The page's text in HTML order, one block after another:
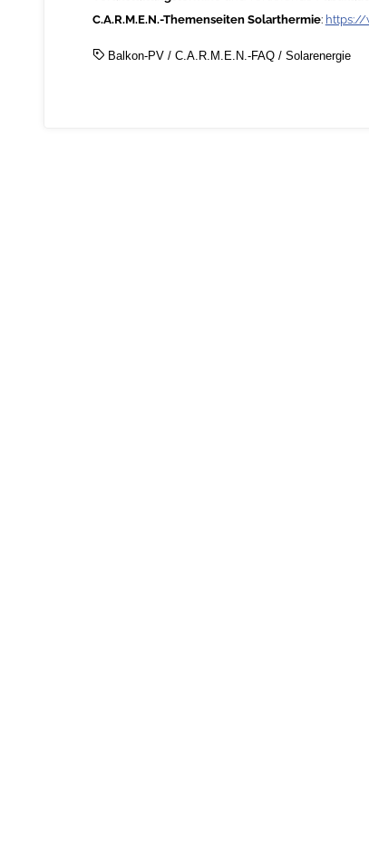
C.A.R.M.E.N.-Themenseiten Solarthermie:
Balkon-PV/ C.A.R.M.E.N.-FAQ/ Solarenergie